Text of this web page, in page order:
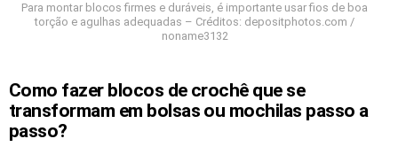
Para montar blocos firmes e duráveis, é importante usar fios de boa
torção e agulhas adequadas – Créditos: depositphotos.com /
noname3132
Como fazer blocos de crochê que se
transformam em bolsas ou mochilas passo a
passo?